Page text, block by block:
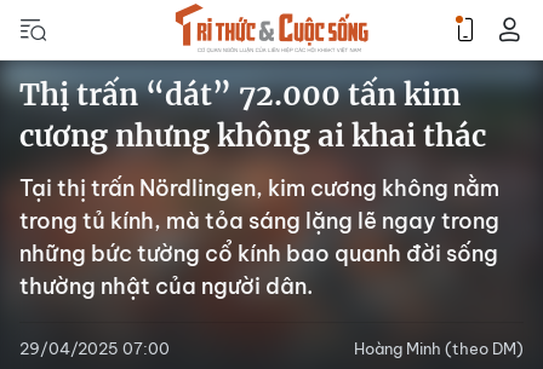
Thị trấn “dát” 72.000 tấn kim
cương nhưng không ai khai thác
Tại thị trấn Nördlingen, kim cương không nằm
trong tủ kính, mà tỏa sáng lặng lẽ ngay trong
những bức tường cổ kính bao quanh đời sống
thường nhật của người dân.
29/04/2025 07:00 Hoàng Minh (theo DM)